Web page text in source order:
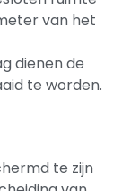
van het
dienen de
te worden.
te zijn